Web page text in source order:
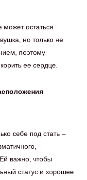
может остаться
но только не
поэтому
ее сердце.
себе под стать –
важно, чтобы
статус и хорошее